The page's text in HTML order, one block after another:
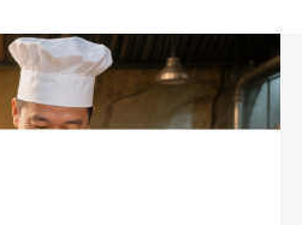
厨师、帮厨（夫妻工）
￥18000-20000RMB/月
新西兰-橱柜厂